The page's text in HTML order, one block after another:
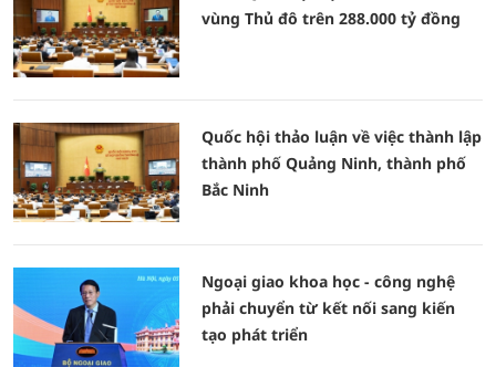
vùng Thủ đô trên 288.000 tỷ đồng
Quốc hội thảo luận về việc thành lập
thành phố Quảng Ninh, thành phố
Bắc Ninh
Ngoại giao khoa học - công nghệ
phải chuyển từ kết nối sang kiến
tạo phát triển